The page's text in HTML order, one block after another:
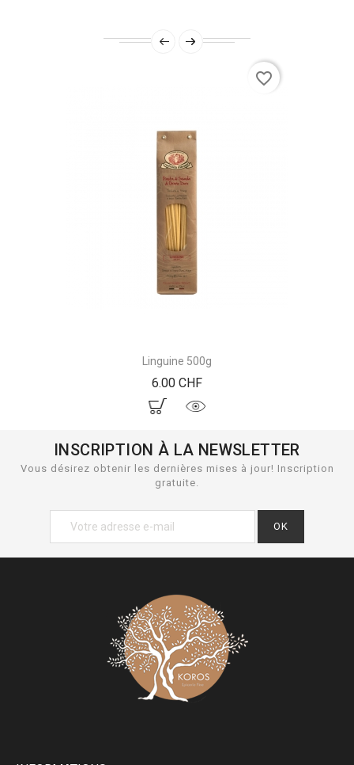
Linguine 500g
6.00 CHFPrix
favorite_border
INSCRIPTION À LA NEWSLETTER
Vous désirez obtenir les dernières mises à jour! Inscription
gratuite.